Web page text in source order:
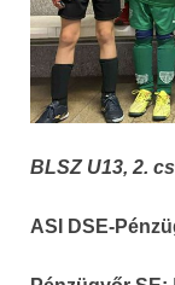
BLSZ U13, 2.
ASI DSE-